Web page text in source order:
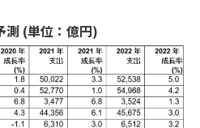
測 (単位：億円)